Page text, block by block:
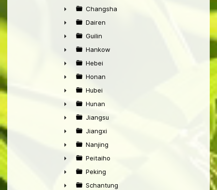
►
►
Changsha
►
Dairen
►
Guilin
►
Hankow
►
Hebei
►
Honan
►
Hubei
►
Hunan
►
Jiangsu
►
Jiangxi
►
Nanjing
►
Peitaiho
►
Peking
Schantung